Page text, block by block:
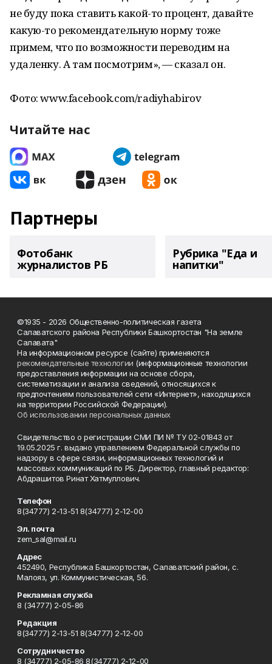
не буду пока ставить какой-то процент, давайте
какую-то рекомендательную норму тоже
примем, что по возможности переводим на
удаленку. А там посмотрим», — сказал он.
Фото: www.facebook.com/radiyhabirov
Читайте нас
Партнеры
Фотобанк
журналистов РБ
Рубрика "Еда и
напитки"
©1935 - 2026 Общественно-политическая газета
Салаватского района Республики Башкортостан "На земле
Салавата"
На информационном ресурсе (сайте) применяются
рекомендательные технологии (информационные технологии
предоставления информации на основе сбора,
систематизации и анализа сведений, относящихся к
предпочтениям пользователей сети «Интернет», находящихся
на территории Российской Федерации).
Об использовании персональных данных
Свидетельство о регистрации СМИ ПИ № ТУ 02-01843 от
19.05.2025 г. выдано управлением Федеральной службы по
надзору в сфере связи, информационных технологий и
массовых коммуникаций по РБ. Директор, главный редактор:
Абдрашитов Ринат Хатмуллович.
Телефон
8(34777) 2-13-51 8(34777) 2-12-00
Эл. почта
zem_sal@mail.ru
Адрес
452490, Республика Башкортостан, Салаватский район, с.
Малояз, ул. Коммунистическая, 56.
Рекламная служба
8 (34777) 2-05-86
Редакция
8(34777) 2-13-51 8(34777) 2-12-00
Сотрудничество
8 (34777) 2-05-86 8(34777) 2-12-00